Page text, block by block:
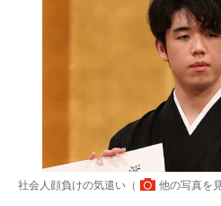
社会人顔負けの気遣い（ 他の写真を